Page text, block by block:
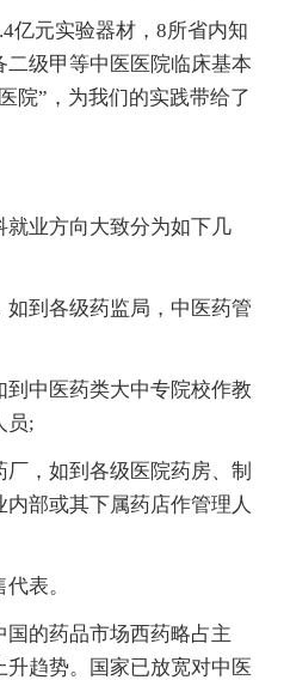
亿元实验器材，8所省内知
级甲等中医医院临床基本
院”，为我们的实践带给了
就业方向大致分为如下几
如到各级药监局，中医药管
中医药类大中专院校作教
员;
，如到各级医院药房、制
部或其下属药店作管理人
表。
国的药品市场西药略占主
趋势。国家已放宽对中医